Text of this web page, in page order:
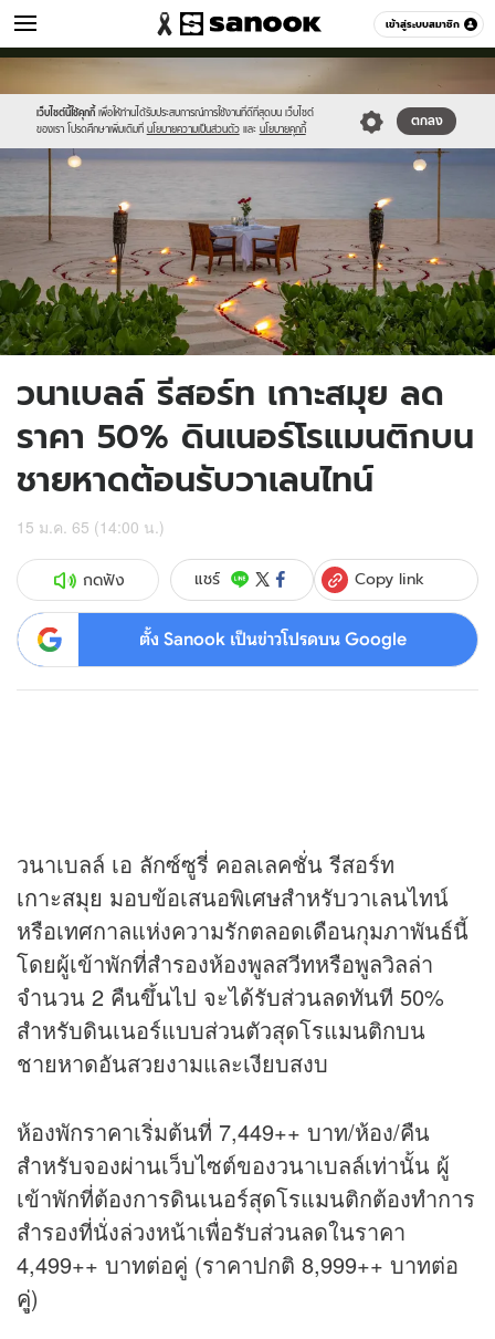
เข้าสู่ระบบสมาชิก
เที่ยว-กิน หมวดอื่นๆ
เว็บไซต์นี้ใช้คุกกี้ เพื่อให้ท่านได้รับประสบการณ์การใช้งานที่ดีที่สุดบน เว็บไซต์
ของเรา โปรดศึกษาเพิ่มเติมที่ นโยบายความเป็นส่วนตัว และ นโยบายคุกกี้
ตกลง
Sanook
//s.isanook.com/sr/0/images/logo-
new-
sanook.png
//s.isanook.com/tr/0/ud/286/1430889/oigrk.jpg
วนาเบลล์ รีสอร์ท เกาะสมุย ลด
ราคา 50% ดินเนอร์โรแมนติกบน
ชายหาดต้อนรับวาเลนไทน์
15 ม.ค. 65 (14:00 น.)
กดฟัง แชร์ Copy link
ตั้ง Sanook เป็นข่าวโปรดบน Google
วนาเบลล์ เอ ลักซ์ซูรี่ คอลเลคชั่น รีสอร์ท
เกาะสมุย มอบข้อเสนอพิเศษสำหรับวาเลนไทน์
หรือเทศกาลแห่งความรักตลอดเดือนกุมภาพันธ์นี้
โดยผู้เข้าพักที่สำรองห้องพูลสวีทหรือพูลวิลล่า
จำนวน 2 คืนขึ้นไป จะได้รับส่วนลดทันที 50%
สำหรับดินเนอร์แบบส่วนตัวสุดโรแมนติกบน
ชายหาดอันสวยงามและเงียบสงบ
ห้องพักราคาเริ่มต้นที่ 7,449++ บาท/ห้อง/คืน
สำหรับจองผ่านเว็บไซต์ของวนาเบลล์เท่านั้น ผู้
เข้าพักที่ต้องการดินเนอร์สุดโรแมนติกต้องทำการ
สำรองที่นั่งล่วงหน้าเพื่อรับส่วนลดในราคา
4,499++ บาทต่อคู่ (ราคาปกติ 8,999++ บาทต่อ
คุู่)